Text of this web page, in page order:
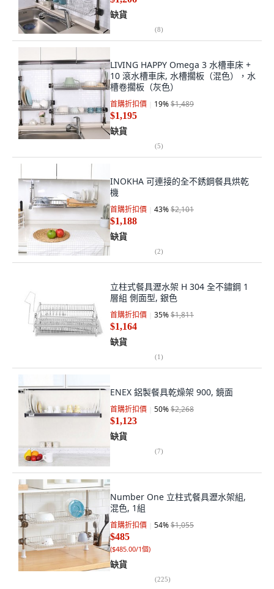
缺貨
(8)
LIVING HAPPY Omega 3 水槽車床 +
10 滾水槽車床, 水槽擱板（混色），水
槽卷擱板（灰色）
首購折扣價 19%$1,489
$1,195
缺貨
(5)
INOKHA 可連接的全不銹鋼餐具烘乾
機
首購折扣價 43%$2,101
$1,188
缺貨
(2)
立柱式餐具瀝水架 H 304 全不鏽鋼 1
層組 側面型, 銀色
首購折扣價 35%$1,811
$1,164
缺貨
(1)
ENEX 鋁製餐具乾燥架 900, 鏡面
首購折扣價 50%$2,268
$1,123
缺貨
(7)
Number One 立柱式餐具瀝水架組,
混色, 1組
首購折扣價 54%$1,055
$485
($485.00/1個)
缺貨
(225)